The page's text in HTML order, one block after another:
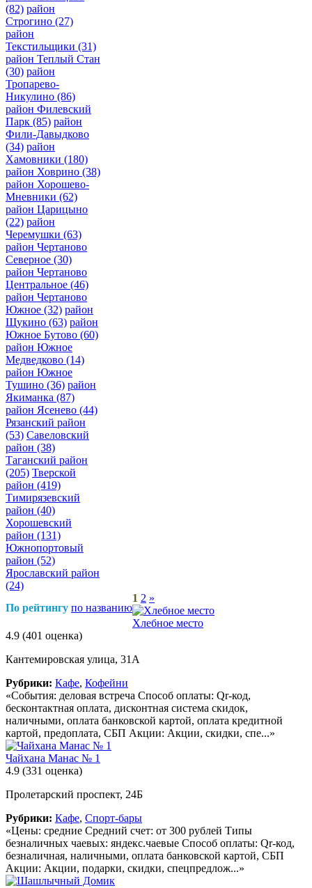
(82) район
Строгино (27)
район
Текстильщики (31)
район Теплый Стан
(30) район
Тропарево-
Никулино (86)
район Филевский
Парк (85) район
Фили-Давыдково
(34) район
Хамовники (180)
район Ховрино (38)
район Хорошево-
Мневники (62)
район Царицыно
(22) район
Черемушки (63)
район Чертаново
Северное (30)
район Чертаново
Центральное (46)
район Чертаново
Южное (32) район
Щукино (63) район
Южное Бутово (60)
район Южное
Медведково (14)
район Южное
Тушино (36) район
Якиманка (87)
район Ясенево (44)
Рязанский район
(53) Савеловский
район (38)
Таганский район
(205) Тверской
район (419)
Тимирязевский
район (40)
Хорошевский
район (131)
Южнопортовый
район (52)
Ярославский район
(24)
По рейтингу по названию
1 2 »
Хлебное место
4.9 (401 оценка)
Кантемировская улица, 31А
Рубрики: Кафе, Кофейни
«События: деловая встреча Способ оплаты: Qr-код,
бесконтактная оплата, дисконтная система скидок,
наличными, оплата банковской картой, оплата кредитной
картой, предоплата, СБП Акции: Акции, скидки, спе...»
Чайхана Манас № 1
4.9 (331 оценка)
Пролетарский проспект, 24Б
Рубрики: Кафе, Спорт-бары
«Цены: средние Средний счет: от 300 рублей Типы
безналичных чаевых: яндекс.чаевые Способ оплаты: Qr-код,
безналичная, наличными, оплата банковской картой, СБП
Акции: Акции, подарки, скидки, спецпредлож...»